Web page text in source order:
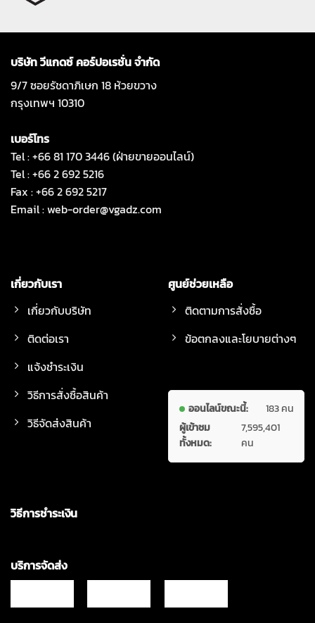
บริษัท วีแกดซ์ คอร์ปอเรชั่น จำกัด
9/7 ซอยรัชดาภิเษก 18 ห้วยขวาง
กรุงเทพฯ 10310
เบอร์โทร
Tel : +66 81 170 3446 (ฝ่ายขายออนไลน์)
Tel : +66 2 692 5216
Fax : +66 2 692 5217
Email :web-order@vgadz.com
เกี่ยวกับเรา
เกี่ยวกับบริษัท
ติดต่อเรา
แจ้งชำระเงิน
วิธีการสั่งซื้อสินค้า
วิธีจัดส่งสินค้า
ศูนย์ช่วยเหลือ
ติดตามการสั่งซื้อ
ข้อตกลงและโยบายต่างๆ
ออนไลน์ขณะนี้:
183 คน
ผู้เข้าชม
ทั้งหมด:
7,595,401
คน
วิธีการชำระเงิน
บริการจัดส่ง